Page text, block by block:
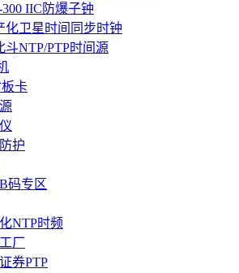
IIC防爆子钟
化卫星时间同步时钟
斗NTP/PTP时间源
卡
护
码专区
NTP时频
厂
券PTP